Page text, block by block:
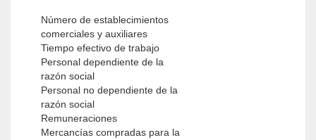
Número de establecimientos
comerciales y auxiliares
Tiempo efectivo de trabajo
Personal dependiente de la
razón social
Personal no dependiente de la
razón social
Remuneraciones
Mercancías compradas para la